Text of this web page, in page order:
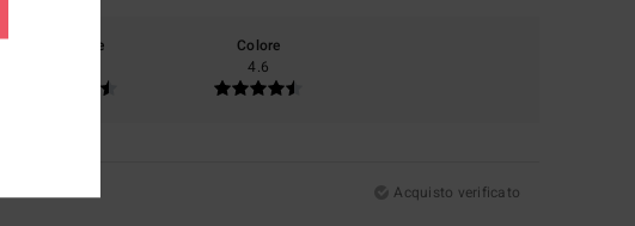
Materiale
Colore
4.6
Acquisto verificato